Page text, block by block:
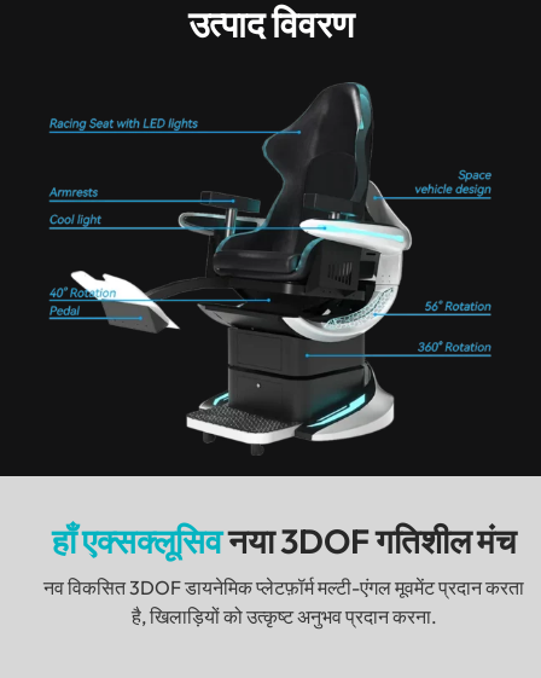
उत्पाद विवरण
हाँ एक्सक्लूसिवनया 3DOF गतिशील मंच
नव विकसित 3DOF डायनेमिक प्लेटफ़ॉर्म मल्टी-एंगल मूवमेंट प्रदान करता
है, खिलाड़ियों को उत्कृष्ट अनुभव प्रदान करना.